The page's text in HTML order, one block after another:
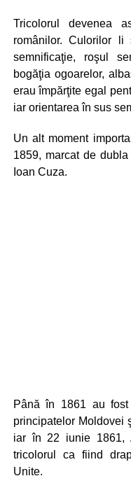
Tricolorul devenea
românilor. Culorilor
semnificaţie, roşul
bogăţia ogoarelor,
erau împărţite egal
iar orientarea în sus
Un alt moment
1859, marcat de
Ioan Cuza.
Până în 1861 au
principatelor Moldovei
iar în 22 iunie 1861,
tricolorul ca fiind
Unite.